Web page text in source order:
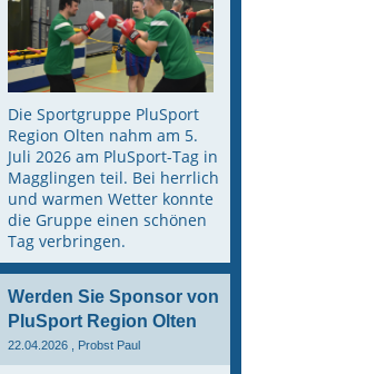
Die Sportgruppe PluSport
Region Olten nahm am 5.
Juli 2026 am PluSport-Tag in
Magglingen teil. Bei herrlich
und warmen Wetter konnte
die Gruppe einen schönen
Tag verbringen.
Werden Sie Sponsor von
PluSport Region Olten
22.04.2026 , Probst Paul